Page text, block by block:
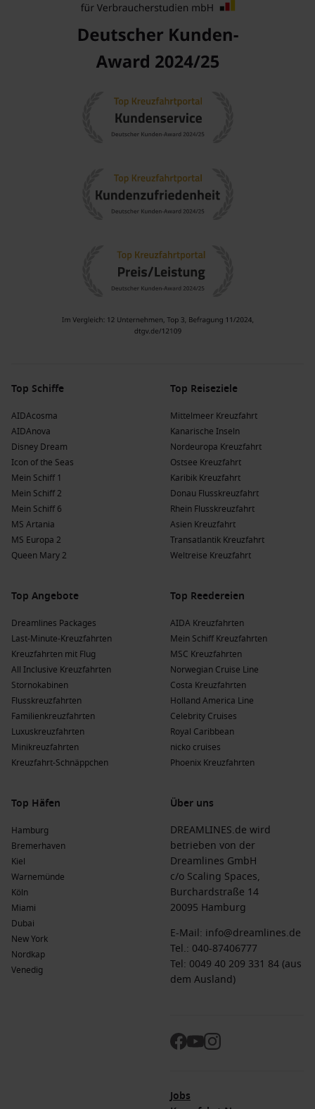
Top Schiffe
AIDAcosma
AIDAnova
Disney Dream
Icon of the Seas
Mein Schiff 1
Mein Schiff 2
Mein Schiff 6
MS Artania
MS Europa 2
Queen Mary 2
Top Reiseziele
Mittelmeer Kreuzfahrt
Kanarische Inseln
Nordeuropa Kreuzfahrt
Ostsee Kreuzfahrt
Karibik Kreuzfahrt
Donau Flusskreuzfahrt
Rhein Flusskreuzfahrt
Asien Kreuzfahrt
Transatlantik Kreuzfahrt
Weltreise Kreuzfahrt
Top Angebote
Dreamlines Packages
Last-Minute-Kreuzfahrten
Kreuzfahrten mit Flug
All Inclusive Kreuzfahrten
Stornokabinen
Flusskreuzfahrten
Familienkreuzfahrten
Luxuskreuzfahrten
Minikreuzfahrten
Kreuzfahrt-Schnäppchen
Top Reedereien
AIDA Kreuzfahrten
Mein Schiff Kreuzfahrten
MSC Kreuzfahrten
Norwegian Cruise Line
Costa Kreuzfahrten
Holland America Line
Celebrity Cruises
Royal Caribbean
nicko cruises
Phoenix Kreuzfahrten
Top Häfen
Hamburg
Bremerhaven
Kiel
Warnemünde
Köln
Miami
Dubai
New York
Nordkap
Venedig
Über uns
DREAMLINES.de wird
betrieben von der
Dreamlines GmbH
c/o Scaling Spaces,
Burchardstraße 14
20095 Hamburg
E-Mail: info@dreamlines.de
Tel.: 040-87406777
Tel: 0049 40 209 331 84 (aus
dem Ausland)
Jobs